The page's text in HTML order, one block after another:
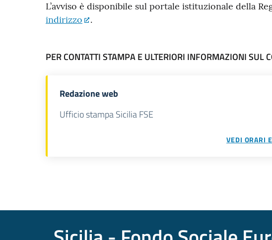
L’avviso è disponibile sul portale istituzionale della
indirizzo
.
PER CONTATTI STAMPA E ULTERIORI INFORMAZIONI SUL
Redazione web
Ufficio stampa Sicilia FSE
VEDI ORARI